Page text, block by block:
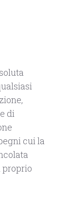
di
cui la
proprio